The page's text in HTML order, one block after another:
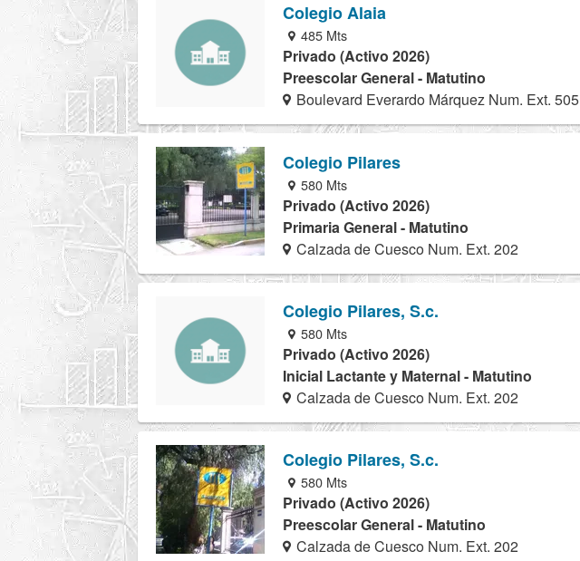
Colegio Alaia
485 Mts
Privado (Activo 2026)
Preescolar General - Matutino
Boulevard Everardo Márquez Num. Ext. 505
Colegio Pilares
580 Mts
Privado (Activo 2026)
Primaria General - Matutino
Calzada de Cuesco Num. Ext. 202
Colegio Pilares, S.c.
580 Mts
Privado (Activo 2026)
Inicial Lactante y Maternal - Matutino
Calzada de Cuesco Num. Ext. 202
Colegio Pilares, S.c.
580 Mts
Privado (Activo 2026)
Preescolar General - Matutino
Calzada de Cuesco Num. Ext. 202